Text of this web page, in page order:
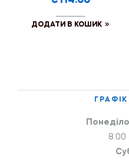
ДОДАТИ В КОШИК
8.00